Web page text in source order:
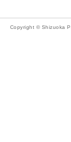
Copyright © Shizuoka